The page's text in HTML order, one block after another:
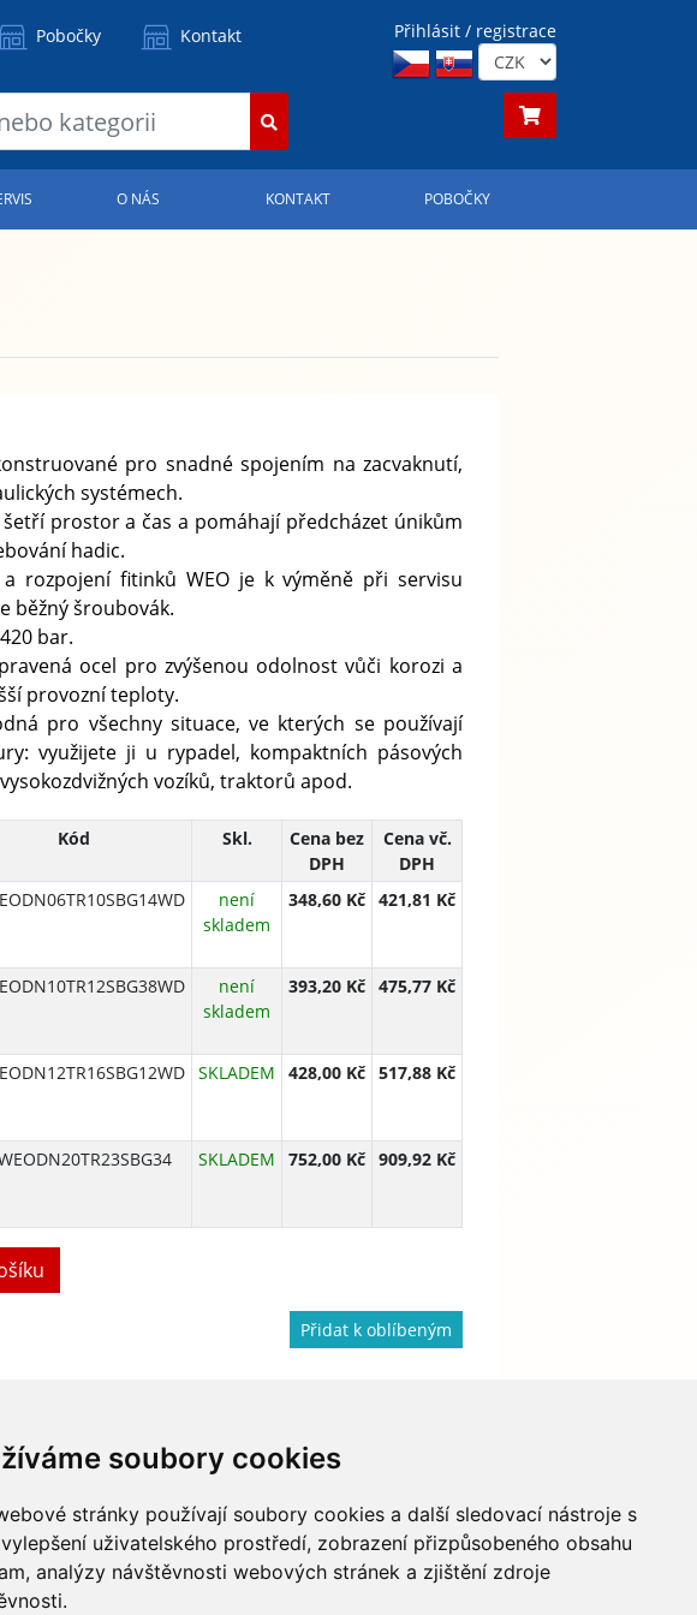
soubory cookies
stránky používají soubory cookies a další sledovací nástroje s
uživatelského prostředí, zobrazení přizpůsobeného obsahu
analýzy návštěvnosti webových stránek a zjištění zdroje
Pobočky Kontakt Přihlásit / registrace
O NÁS KONTAKT POBOČKY
pro snadné spojením na zacvaknutí,
systémech.
šetří prostor a čas a pomáhají předcházet únikům
hadic.
rozpojení fitinků WEO je k výměně při servisu
běžný šroubovák.
420 bar.
ocel pro zvýšenou odolnost vůči korozi a
provozní teploty.
pro všechny situace, ve kterých se používají
využijete ji u rypadel, kompaktních pásových
vozíků, traktorů apod.
Kód Skl.
Cena bez
DPH
Cena vč.
DPH
není
skladem
348,60 Kč 421,81 Kč
není
skladem
393,20 Kč 475,77 Kč
SKLADEM 428,00 Kč 517,88 Kč
SKLADEM 752,00 Kč 909,92 Kč
Přidat k oblíbeným
CZ s.r.o.
586 01 Jihlava
DIČ: CZ29184134
údajů
733 674 293
info@hydapress.cz
Na Dolech 109, Jihlava